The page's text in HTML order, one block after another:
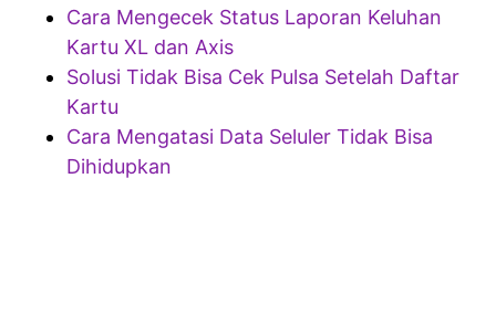
Cara Mengecek Status Laporan Keluhan
Kartu XL dan Axis
Solusi Tidak Bisa Cek Pulsa Setelah Daftar
Kartu
Cara Mengatasi Data Seluler Tidak Bisa
Dihidupkan